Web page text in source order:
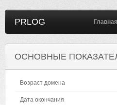
PRLOG Главная
ОСНОВНЫЕ
Возраст домена
Дата окончания